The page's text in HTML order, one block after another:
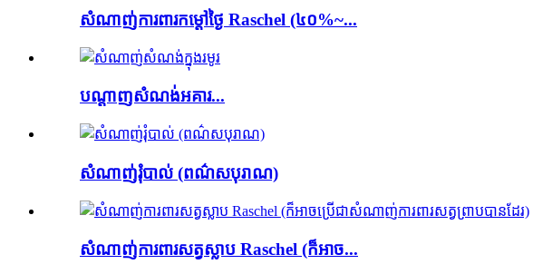
សំណាញ់ការពារកម្តៅថ្ងៃ Raschel (៤០%~...
បណ្តាញសំណង់អគារ...
សំណាញ់រុំបាល់ (ពណ៌សបុរាណ)
សំណាញ់ការពារសត្វស្លាប Raschel (ក៏អាច...